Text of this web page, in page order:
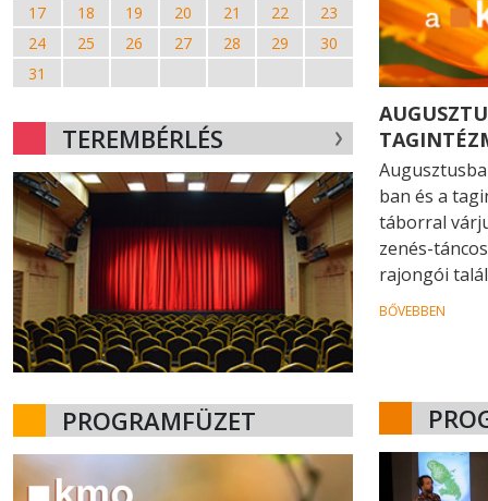
17
18 19 20 21 22
23
24
25 26 27 28 29
30
31
TEREMBÉRLÉS
PROGRAMFÜZET
ban és a
táborral
zenés-
rajongói
BŐVEBBEN